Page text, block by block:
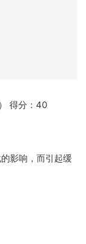
得分：40
影响，而引起缓